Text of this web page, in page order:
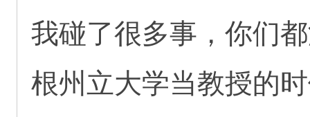
我碰了很多事，你们
根州立大学当教授的